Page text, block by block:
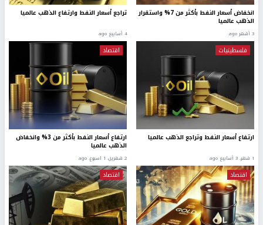
انخفاض أسعار النفط بأكثر من 7% واستقرار
الذهب عالميا
3 أشهر ago
تراجع أسعار النفط وارتفاع الذهب عالميا
4 أسابيع ago
فلسطينيات
ارتفاع أسعار النفط وتراجع الذهب عالميا
1 شهر، 3 أسابيع ago
اقتصاد
ارتفاع أسعار النفط بأكثر من 3% وانخفاض
الذهب عالميا
2 شهرين، 1 اسبوع. ago
اقتصاد اقتصاد